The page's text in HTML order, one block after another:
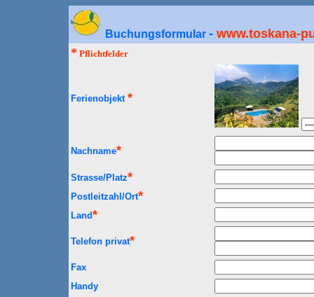
Buchungsformular - www.toskana-
* Pflichtfelder
Ferienobjekt *
Nachname*
Strasse/Platz*
Postleitzahl/Ort*
Land*
Telefon privat*
Fax
Handy